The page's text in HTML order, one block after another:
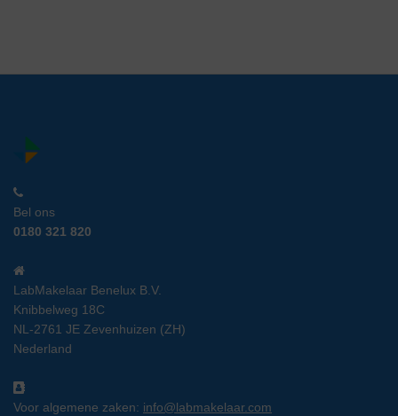
Bel ons
0180 321 820
LabMakelaar Benelux B.V.
Knibbelweg 18C
NL-2761 JE Zevenhuizen (ZH)
Nederland
Voor algemene zaken: info@labmakelaar.com